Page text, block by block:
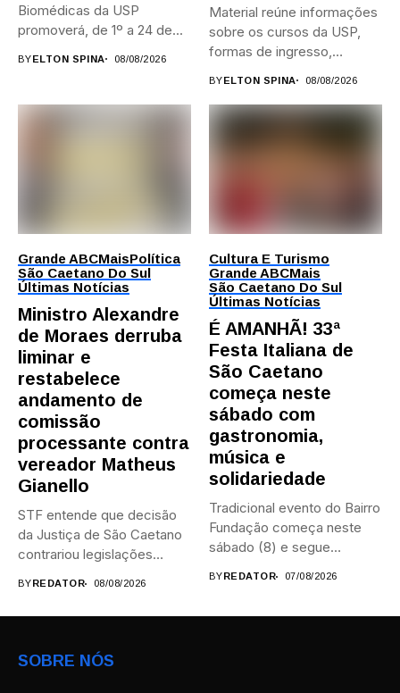
Biomédicas da USP
promoverá, de 1º a 24 de...
BYELTON SPINA 08/08/2026
Material reúne informações
sobre os cursos da USP,
formas de ingresso,
BYELTON SPINA 08/08/2026
Grande ABCMaisPolítica
São Caetano Do Sul
Últimas Notícias
Ministro Alexandre
de Moraes derruba
liminar e
restabelece
andamento de
comissão
processante contra
vereador Matheus
Gianello
STF entende que decisão
da Justiça de São Caetano
contrariou legislações
BY REDATOR 08/08/2026
Cultura E Turismo
Grande ABCMais
São Caetano Do Sul
Últimas Notícias
É AMANHÃ! 33ª
Festa Italiana de
São Caetano
começa neste
sábado com
gastronomia,
música e
solidariedade
Tradicional evento do Bairro
Fundação começa neste
sábado (8) e segue
BY REDATOR 07/08/2026
SOBRE NÓS